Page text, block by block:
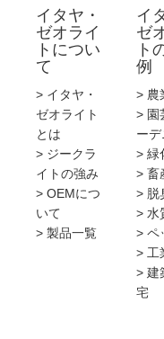
イタヤ・
ゼオライ
トについ
て
> イタヤ・
ゼオライト
とは
> ジークラ
イトの強み
> OEMにつ
いて
> 製品一覧
イ
ゼ
ト
例
> 農
> 園
ー
> 緑
> 畜
> 脱
> 水
> ペ
> 工
> 建
宅